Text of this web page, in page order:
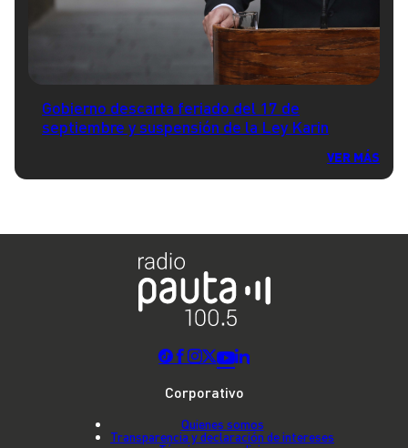
Gobierno descarta feriado del 17 de
septiembre y suspensión de la Ley Karin
VER MÁS
Corporativo
Quienes somos
Transparencia y declaración de intereses